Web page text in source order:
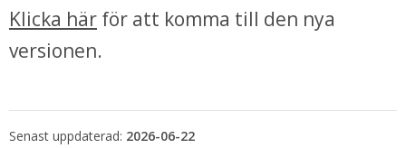
Klicka här för att komma till den nya
versionen.
Senast uppdaterad: 2026-06-22